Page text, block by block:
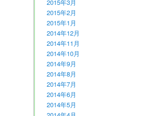
2015年3月
2015年2月
2015年1月
2014年12月
2014年11月
2014年10月
2014年9月
2014年8月
2014年7月
2014年6月
2014年5月